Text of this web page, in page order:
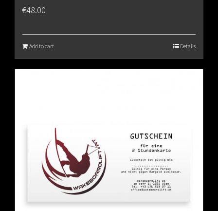
€48.00
Add to cart Details